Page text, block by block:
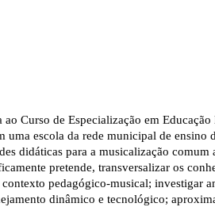
ao Curso de Especialização em
uma escola da rede municipal de ensino
didáticas para a musicalização comum
pretende, transversalizar os
pedagógico-musical; investigar
dinâmico e tecnológico;